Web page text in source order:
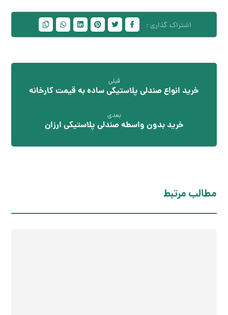
قبلی
خرید انواع صندلی پلاستیکی ساده به قیمت کارخانه
بعدی
خرید بدون واسطه صندلی پلاستیکی ارزان
مطالب مرتبط